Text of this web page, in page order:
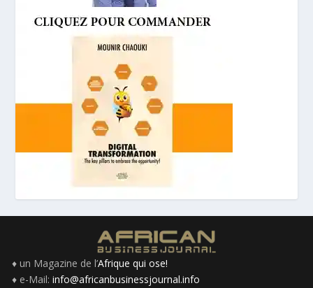
♦ un Magazine de l’Afrique qui ose!
♦ e-Mail: info@africanbusinessjournal.info